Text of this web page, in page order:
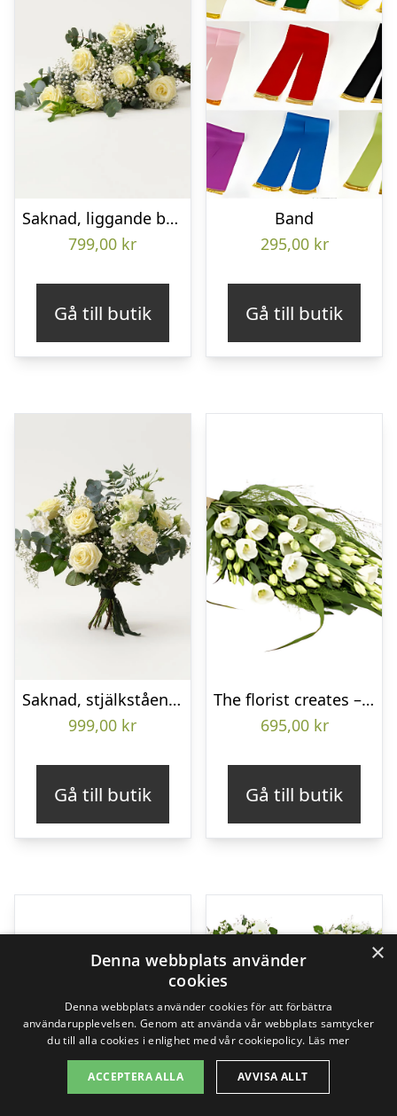
Saknad, liggande bukett
799,00 kr
Gå till butik
Band
295,00 kr
Gå till butik
Saknad, stjälkstående bukett
999,00 kr
Gå till butik
The florist creates – Funeral bouquet
695,00 kr
Gå till butik
×
Denna webbplats använder
cookies
Denna webbplats använder cookies för att förbättra
användarupplevelsen. Genom att använda vår webbplats samtycker
du till alla cookies i enlighet med vår cookiepolicy. Läs mer
ACCEPTERA ALLA AVVISA ALLT